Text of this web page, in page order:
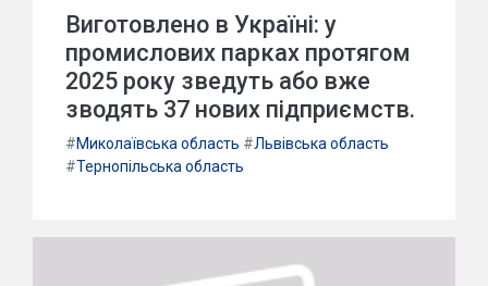
Виготовлено в Україні: у
промислових парках протягом
2025 року зведуть або вже
зводять 37 нових підприємств.
#Миколаївська область #Львівська область
#Тернопільська область